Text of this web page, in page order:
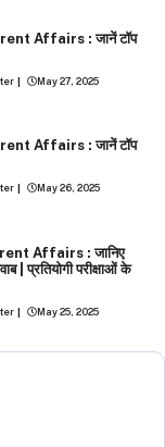
Affairs : जानें टॉप
| May 27, 2025
Affairs : जानें टॉप
| May 26, 2025
Affairs : जानिए
| प्रतियोगी परीक्षाओं के
| May 25, 2025